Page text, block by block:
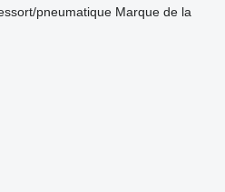
pneumatique Marque de la